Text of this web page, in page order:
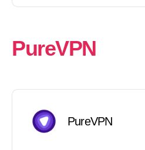
PureVPN
PureVPN